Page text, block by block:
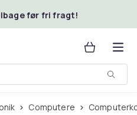
før fri fragt!
Computere